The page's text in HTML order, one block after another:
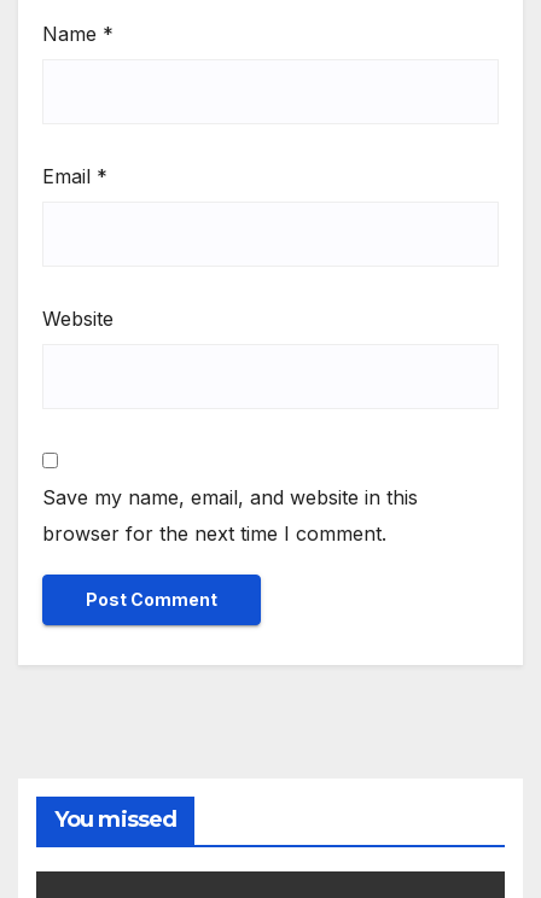
Name *
Email *
Website
Save my name, email, and website in this
browser for the next time I comment.
You missed